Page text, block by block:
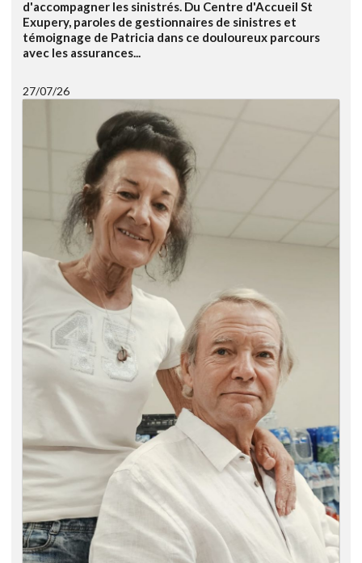
d'accompagner les sinistrés. Du Centre d'Accueil St
Exupery, paroles de gestionnaires de sinistres et
témoignage de Patricia dans ce douloureux parcours
avec les assurances...
27/07/26